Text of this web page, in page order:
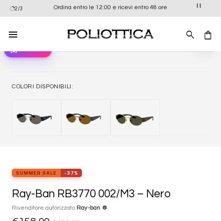
Salta
ai
contenuti
2/3 Ordina entro le 12:00 e ricevi entro 48 ore
view_in_ar
COLORI DISPONIBILI:
SUMMER SALE -37%
Ray-Ban RB3770 002/M3 – Nero
Rivenditore autorizzato Ray-ban ®